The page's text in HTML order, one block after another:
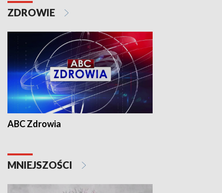
ZDROWIE
ABC Zdrowia
MNIEJSZOŚCI